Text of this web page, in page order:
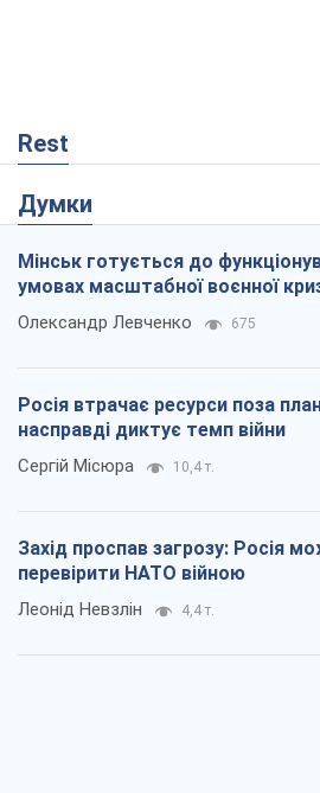
Rest
Думки
Мінськ готується до
умовах масштабної воєнної
Олександр Левченко 675
Росія втрачає ресурси поза
насправді диктує темп війни
Сергій Місюра 10,4 т.
Захід проспав загрозу: Росія
перевірити НАТО війною
Леонід Невзлін 4,4 т.